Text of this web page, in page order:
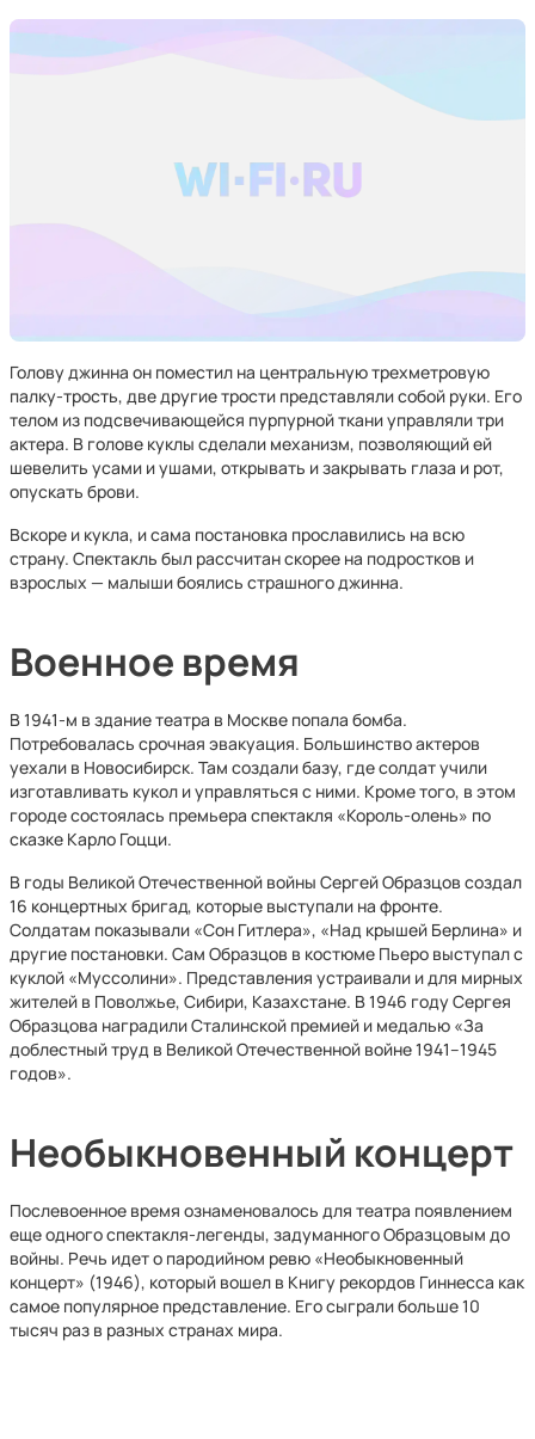
Голову джинна он поместил на центральную трехметровую
палку-трость, две другие трости представляли собой руки. Его
телом из подсвечивающейся пурпурной ткани управляли три
актера. В голове куклы сделали механизм, позволяющий ей
шевелить усами и ушами, открывать и закрывать глаза и рот,
опускать брови.
Вскоре и кукла, и сама постановка прославились на всю
страну. Спектакль был рассчитан скорее на подростков и
взрослых — малыши боялись страшного джинна.
Военное время
В 1941-м в здание театра в Москве попала бомба.
Потребовалась срочная эвакуация. Большинство актеров
уехали в Новосибирск. Там создали базу, где солдат учили
изготавливать кукол и управляться с ними. Кроме того, в этом
городе состоялась премьера спектакля «Король-олень» по
сказке Карло Гоцци.
В годы Великой Отечественной войны Сергей Образцов создал
16 концертных бригад, которые выступали на фронте.
Солдатам показывали «Сон Гитлера», «Над крышей Берлина» и
другие постановки. Сам Образцов в костюме Пьеро выступал с
куклой «Муссолини». Представления устраивали и для мирных
жителей в Поволжье, Сибири, Казахстане. В 1946 году Сергея
Образцова наградили Сталинской премией и медалью «За
доблестный труд в Великой Отечественной войне 1941–1945
годов».
Необыкновенный концерт
Послевоенное время ознаменовалось для театра появлением
еще одного спектакля-легенды, задуманного Образцовым до
войны. Речь идет о пародийном ревю «Необыкновенный
концерт» (1946), который вошел в Книгу рекордов Гиннесса как
самое популярное представление. Его сыграли больше 10
тысяч раз в разных странах мира.